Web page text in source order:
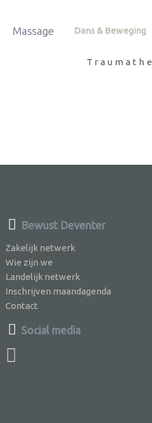
Massage Dans & Beweging
Bewust Deventer
Zakelijk netwerk
Wie zijn we
Landelijk netwerk
Inschrijven maandagenda
Contact
Social media